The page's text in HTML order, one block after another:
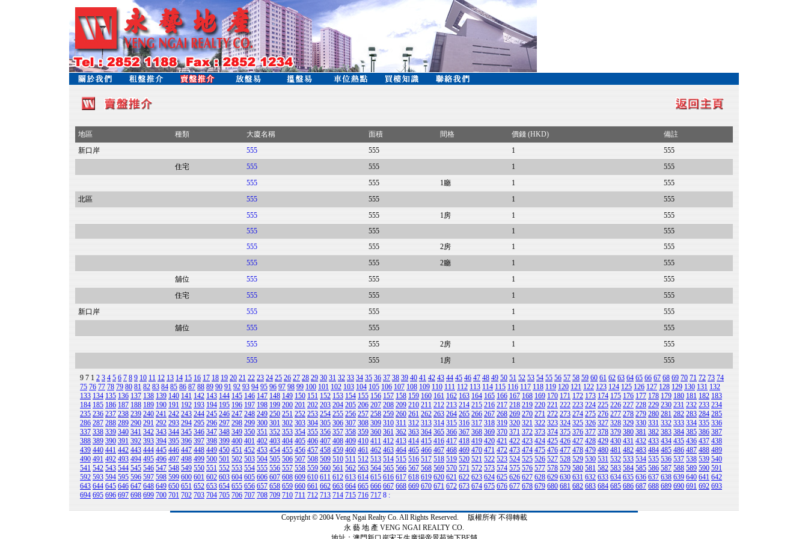
地區 種類 大廈名稱 面積 間格 價錢 (HKD)
備註
新口岸
555 555 1
555
住宅
555 555 1
555
555
555 1廳 1
555
北區
555 555 1
555
555
555 1房 1
555
555
555 1
555
555
555 2房 1
555
555
555 2廳 1
555
舖位
555 555 1
555
住宅
555 555 1
555
新口岸
555 555 1
555
舖位
555 555 1
555
555
555 2房 1
555
555
555 1房 1 555
9 712 3 4 5 6 7 8 9 10 11 12 13 14 15 16 17 18 19 20 21 22 23 24 25 26 27 28 29 30 31 32 33 34 35 36 37 38 39 40 41 42 43 44 45 46 47 48 49 50 51 52 53 54 55 56 57 58 59 60 61 62 63 64 65 66 67 68 69 70 71 72 73 74
75 76 77 78 79 80 81 82 83 84 85 86 87 88 89 90 91 92 93 94 95 96 97 98 99 100 101 102 103 104 105 106 107 108 109 110 111 112 113 114 115 116 117 118 119 120 121 122 123 124 125 126 127 128 129 130 131 132
133 134 135 136 137 138 139 140 141 142 143 144 145 146 147 148 149 150 151 152 153 154 155 156 157 158 159 160 161 162 163 164 165 166 167 168 169 170 171 172 173 174 175 176 177 178 179 180 181 182 183
184 185 186 187 188 189 190 191 192 193 194 195 196 197 198 199 200 201 202 203 204 205 206 207 208 209 210 211 212 213 214 215 216 217 218 219 220 221 222 223 224 225 226 227 228 229 230 231 232 233 234
235 236 237 238 239 240 241 242 243 244 245 246 247 248 249 250 251 252 253 254 255 256 257 258 259 260 261 262 263 264 265 266 267 268 269 270 271 272 273 274 275 276 277 278 279 280 281 282 283 284 285
286 287 288 289 290 291 292 293 294 295 296 297 298 299 300 301 302 303 304 305 306 307 308 309 310 311 312 313 314 315 316 317 318 319 320 321 322 323 324 325 326 327 328 329 330 331 332 333 334 335 336
337 338 339 340 341 342 343 344 345 346 347 348 349 350 351 352 353 354 355 356 357 358 359 360 361 362 363 364 365 366 367 368 369 370 371 372 373 374 375 376 377 378 379 380 381 382 383 384 385 386 387
388 389 390 391 392 393 394 395 396 397 398 399 400 401 402 403 404 405 406 407 408 409 410 411 412 413 414 415 416 417 418 419 420 421 422 423 424 425 426 427 428 429 430 431 432 433 434 435 436 437 438
439 440 441 442 443 444 445 446 447 448 449 450 451 452 453 454 455 456 457 458 459 460 461 462 463 464 465 466 467 468 469 470 471 472 473 474 475 476 477 478 479 480 481 482 483 484 485 486 487 488 489
490 491 492 493 494 495 496 497 498 499 500 501 502 503 504 505 506 507 508 509 510 511 512 513 514 515 516 517 518 519 520 521 522 523 524 525 526 527 528 529 530 531 532 533 534 535 536 537 538 539 540
541 542 543 544 545 546 547 548 549 550 551 552 553 554 555 556 557 558 559 560 561 562 563 564 565 566 567 568 569 570 571 572 573 574 575 576 577 578 579 580 581 582 583 584 585 586 587 588 589 590 591
592 593 594 595 596 597 598 599 600 601 602 603 604 605 606 607 608 609 610 611 612 613 614 615 616 617 618 619 620 621 622 623 624 625 626 627 628 629 630 631 632 633 634 635 636 637 638 639 640 641 642
643 644 645 646 647 648 649 650 651 652 653 654 655 656 657 658 659 660 661 662 663 664 665 666 667 668 669 670 671 672 673 674 675 676 677 678 679 680 681 682 683 684 685 686 687 688 689 690 691 692 693
694 695 696 697 698 699 700 701 702 703 704 705 706 707 708 709 710 711 712 713 714 715 716 717 8 :
Copyright © 2004 Veng Ngai Realty Co. All Rights Reserved. 版權所有 不得轉載
永 藝 地 產 VENG NGAI REALTY CO.